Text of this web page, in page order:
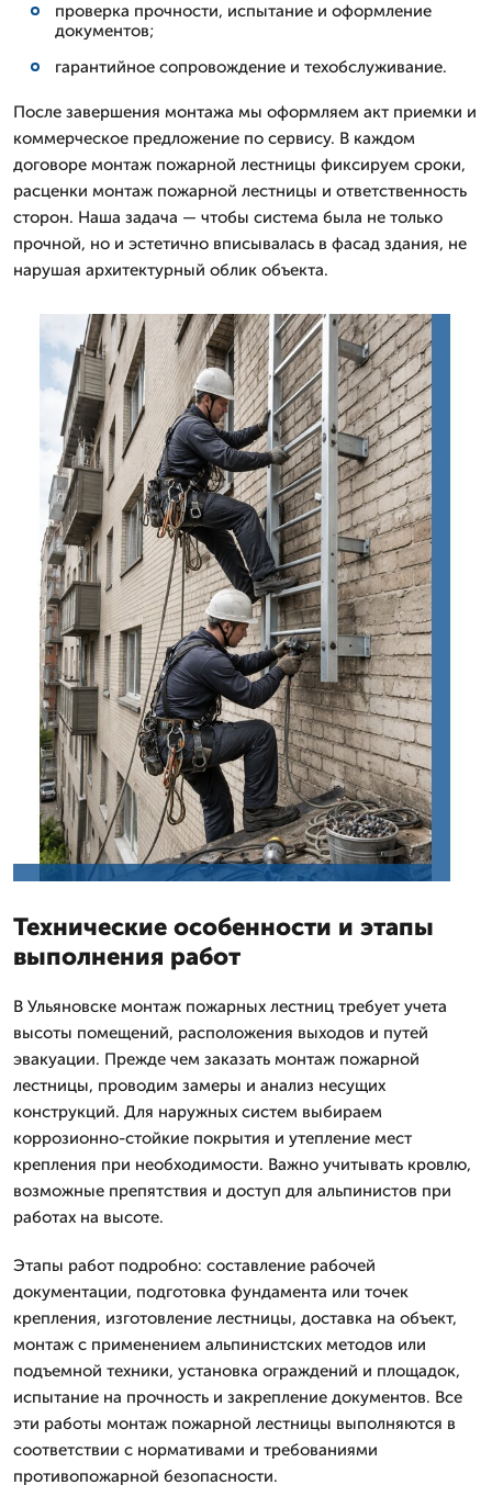
проверка прочности, испытание и оформление
документов;
гарантийное сопровождение и техобслуживание.
После завершения монтажа мы оформляем акт приемки и
коммерческое предложение по сервису. В каждом
договоре монтаж пожарной лестницы фиксируем сроки,
расценки монтаж пожарной лестницы и ответственность
сторон. Наша задача — чтобы система была не только
прочной, но и эстетично вписывалась в фасад здания, не
нарушая архитектурный облик объекта.
Технические особенности и этапы
выполнения работ
В Ульяновске монтаж пожарных лестниц требует учета
высоты помещений, расположения выходов и путей
эвакуации. Прежде чем заказать монтаж пожарной
лестницы, проводим замеры и анализ несущих
конструкций. Для наружных систем выбираем
коррозионно-стойкие покрытия и утепление мест
крепления при необходимости. Важно учитывать кровлю,
возможные препятствия и доступ для альпинистов при
работах на высоте.
Этапы работ подробно: составление рабочей
документации, подготовка фундамента или точек
крепления, изготовление лестницы, доставка на объект,
монтаж с применением альпинистских методов или
подъемной техники, установка ограждений и площадок,
испытание на прочность и закрепление документов. Все
эти работы монтаж пожарной лестницы выполняются в
соответствии с нормативами и требованиями
противопожарной безопасности.